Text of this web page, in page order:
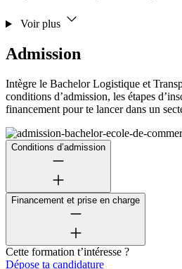
Voir plus
Admission
Intègre le Bachelor Logistique et
conditions d’admission, les étapes
financement pour te lancer dans un
Conditions d’admission
Financement et prise en charge
Cette formation t’intéresse ?
Dépose ta candidature